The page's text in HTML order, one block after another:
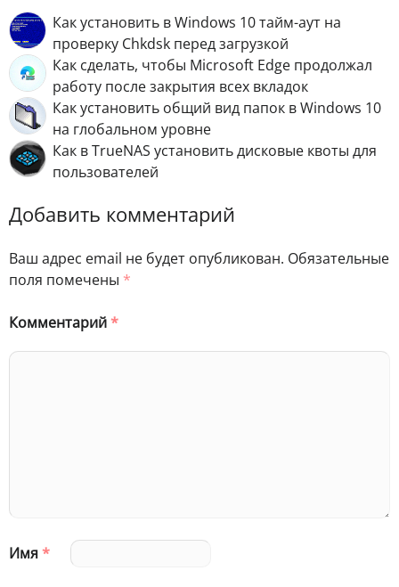
Как установить в Windows 10 тайм-аут на
проверку Chkdsk перед загрузкой
Как сделать, чтобы Microsoft Edge продолжал
работу после закрытия всех вкладок
Как установить общий вид папок в Windows 10
на глобальном уровне
Как в TrueNAS установить дисковые квоты для
пользователей
Добавить комментарий
Ваш адрес email не будет опубликован. Обязательные
поля помечены *
Комментарий*
Имя*